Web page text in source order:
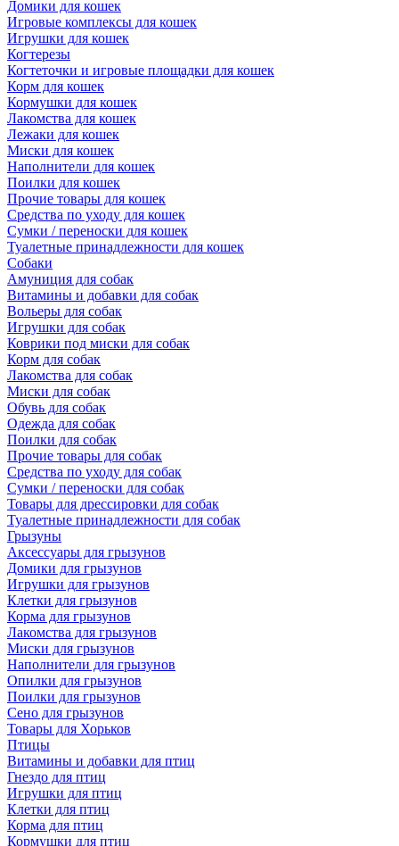
Домики для кошек
Игровые комплексы для кошек
Игрушки для кошек
Когтерезы
Когтеточки и игровые площадки для кошек
Корм для кошек
Кормушки для кошек
Лакомства для кошек
Лежаки для кошек
Миски для кошек
Наполнители для кошек
Поилки для кошек
Прочие товары для кошек
Средства по уходу для кошек
Сумки / переноски для кошек
Туалетные принадлежности для кошек
Собаки
Амуниция для собак
Витамины и добавки для собак
Вольеры для собак
Игрушки для собак
Коврики под миски для собак
Корм для собак
Лакомства для собак
Миски для собак
Обувь для собак
Одежда для собак
Поилки для собак
Прочие товары для собак
Средства по уходу для собак
Сумки / переноски для собак
Товары для дрессировки для собак
Туалетные принадлежности для собак
Грызуны
Аксессуары для грызунов
Домики для грызунов
Игрушки для грызунов
Клетки для грызунов
Корма для грызунов
Лакомства для грызунов
Миски для грызунов
Наполнители для грызунов
Опилки для грызунов
Поилки для грызунов
Сено для грызунов
Товары для Хорьков
Птицы
Витамины и добавки для птиц
Гнездо для птиц
Игрушки для птиц
Клетки для птиц
Корма для птиц
Кормушки для птиц